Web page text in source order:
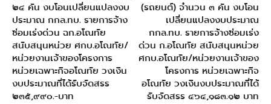
๒๔ คัน งบโอนเปลี่ยนแปลงงบ
ประมาณ กกล.ทบ. รายการจ้าง
ซ่อมเร่งด่วน ฉก.อโณทัย
สนับสนุนหน่วย ศกบ.อโณทัย/
หน่วยงานเจ้าของโครงการ
หน่วยเฉพาะกิจอโณทัย วงเงิน
งบประมาณที่ได้รับจัดสรร
๒๓๕,๙๙o.-บาท
(รถยนต์) จำนวน ๓ คัน งบโอน
เปลี่ยนแปลงงบประมาณ
กกล.ทบ. รายการจ้างซ่อมเร่ง
ด่วน ก.อโณทัย สนับสนุนหน่วย
ศกบ.อโณทัย/หน่วยงานเจ้าของ
โครงการ หน่วยเฉพาะกิจ
อโณทัย วงเงินงบประมาณที่ได้
รับจัดสรร ๔๖๔,๑๘๓.๑๒ บาท